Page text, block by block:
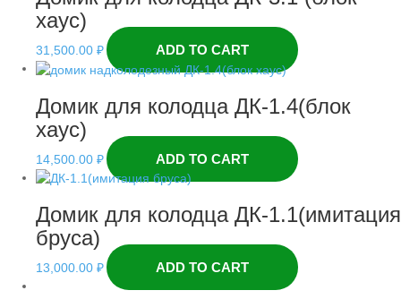
хаус)
31,500.00 ₽ ADD TO CART
Домик для колодца ДК-1.4(блок
хаус)
14,500.00 ₽ ADD TO CART
Домик для колодца ДК-1.1(имитация
бруса)
13,000.00 ₽ ADD TO CART